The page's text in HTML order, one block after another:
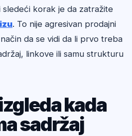
sledeći korak je da zatražite
. To nije agresivan prodajni
da se vidi da li prvo treba
linkove ili samu strukturu
kada
sadržaj